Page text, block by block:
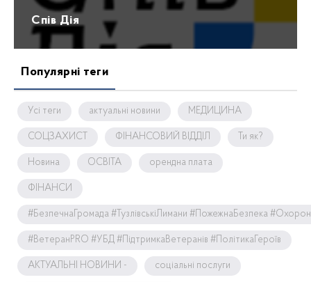
Спів Дія
Популярні теги
Усі теги актуальні новини МЕДИЦИНА
СОЦЗАХИСТ ФІНАНСОВИЙ ВІДДІЛ Ти як?
Новина ОСВІТА орендна плата
ФІНАНСИ
#БезпечнаГромада #ТузлівськіЛимани #ПожежнаБезпека
#ВетеранPRO #УБД #ПідтримкаВетеранів #ПолітикаГероїв
АКТУАЛЬНІ НОВИНИ - соціальні послуги